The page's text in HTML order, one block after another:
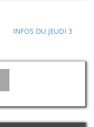
INFOS DU JEUDI 3